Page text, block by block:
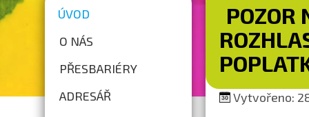
ÚVOD
O NÁS
PŘESBARIÉRY
ADRESÁŘ
POZOR
Vytvořeno: